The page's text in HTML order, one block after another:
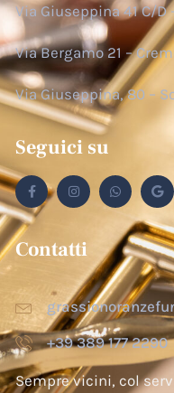
Via Giuseppina 41 C/D
Via Bergamo 21 –
Via Giuseppina, 80 –
Seguici su
Contatti
+39 389 177 2290
Sempre vicini, col